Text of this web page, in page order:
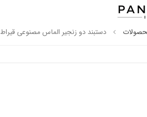
دستبند دو زنجیر الماس مصنوعی قیراط 0.50 طلایی پاندورا